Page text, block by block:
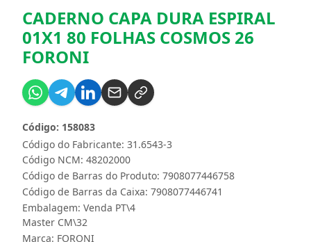
CADERNO CAPA DURA ESPIRAL
01X1 80 FOLHAS COSMOS 26
FORONI
Código do Fabricante: 31.6543-3
Código: 158083
Código NCM: 48202000
Código de Barras do Produto: 7908077446758
Código de Barras da Caixa: 7908077446741
Embalagem: Venda PT\4
Master CM\32
Marca: FORONI